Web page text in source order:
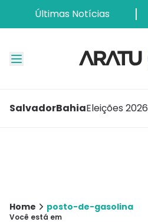
Últimas Notícias
SalvadorBahiaEleições 2026
Home posto-de-gasolina
Você está em